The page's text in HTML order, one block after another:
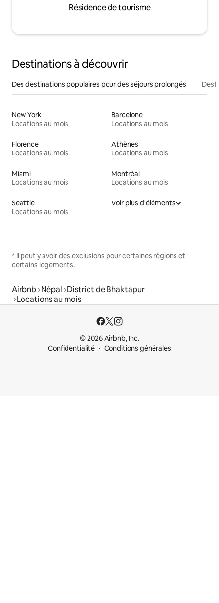
Résidence de tourisme
Destinations à découvrir
Des destinations populaires pour des séjours prolongés
New York
Locations au mois
Barcelone
Locations au mois
Florence
Locations au mois
Athènes
Locations au mois
Miami
Locations au mois
Montréal
Locations au mois
Seattle
Locations au mois
Voir plus d'éléments
* Il peut y avoir des exclusions pour certaines régions et
certains logements.
Airbnb Népal District de Bhaktapur
Locations au mois
© 2026 Airbnb, Inc.
Confidentialité
Conditions générales